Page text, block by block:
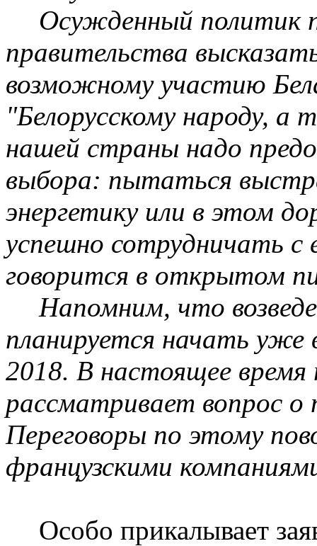
Осужденный политик
правительства
возможному участию
"Белорусскому народу,
нашей страны надо
выбора: пытаться
энергетику или в этом
успешно сотрудничать с
говорится в открытом
Напомним, что
планируется начать уже
2018. В настоящее время
рассматривает вопрос
Переговоры по этому
французскими
Особо прикалывает